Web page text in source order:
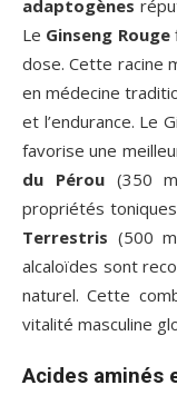
adaptogènes
Le Ginseng Rouge
dose. Cette racine
en médecine
et l’endurance. Le
favorise une
du Pérou(350
propriétés
Terrestris (500
alcaloïdes sont
naturel. Cette
vitalité masculine
Acides aminés